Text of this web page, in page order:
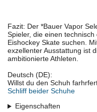
Fazit: Der *Bauer Vapor
Spieler, die einen
Eishockey Skate suchen.
exzellenter Ausstattung ist
ambitionierte Athleten.
Deutsch (DE):
Willst du den Schuh
Schliff beider Schuhe
Eigenschaften